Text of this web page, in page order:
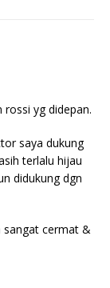
yg didepan.
saya dukung
terlalu hijau
didukung dgn
sangat cermat &